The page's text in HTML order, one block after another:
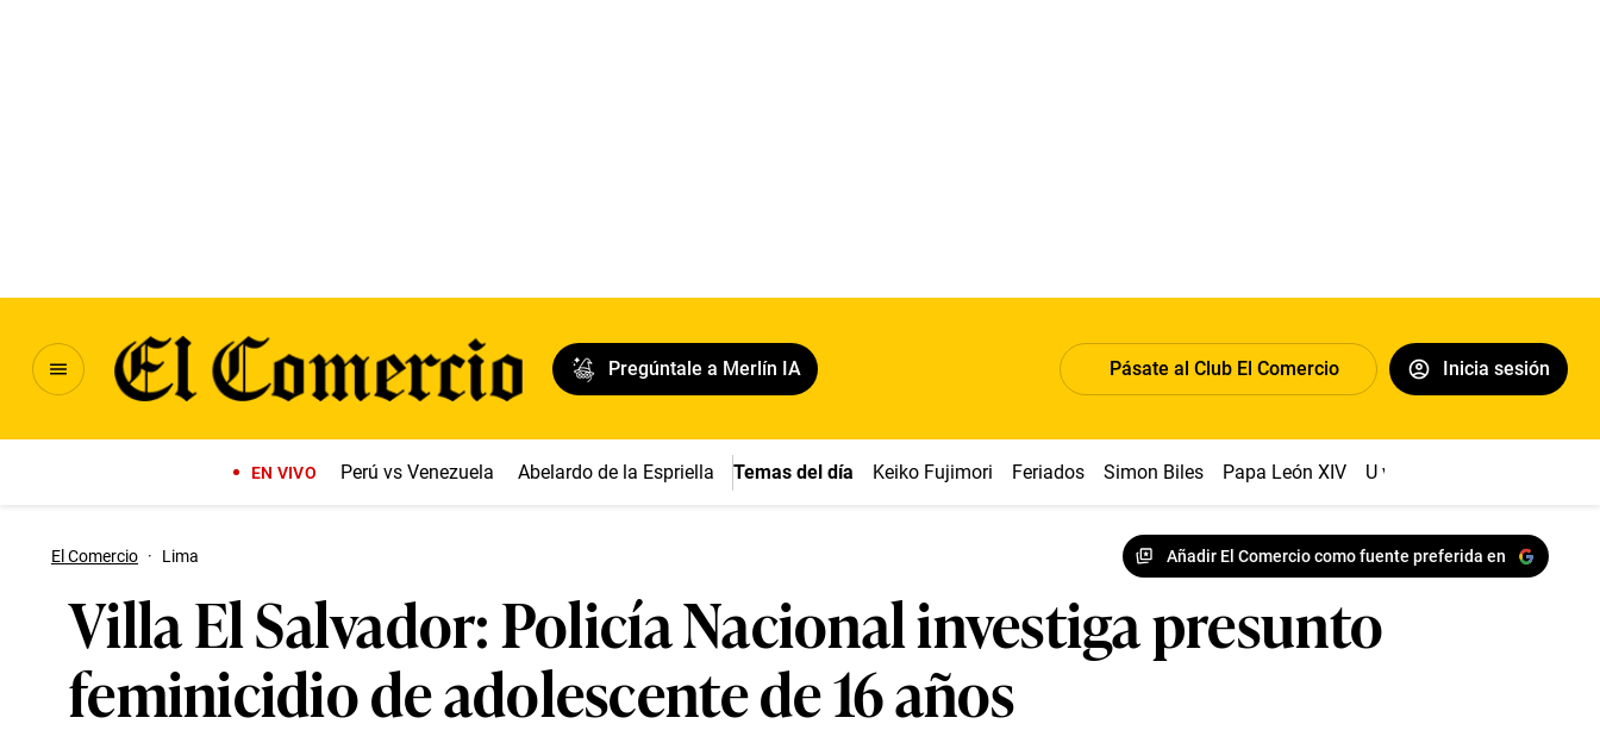
Pregúntale a Merlín IA Pásate al Club El Comercio Inicia sesión
EN VIVO Perú vs Venezuela Abelardo de la Espriella Temas del día Keiko Fujimori Feriados Simon Biles Papa León XIV U vs Cristal
El Comercio · Lima Añadir El Comercio como fuente preferida en
Villa El Salvador: Policía Nacional investiga presunto
feminicidio de adolescente de 16 años